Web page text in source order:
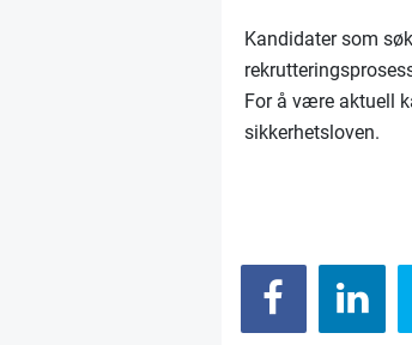
Kandidater som
For å være aktuell
sikkerhetsloven.